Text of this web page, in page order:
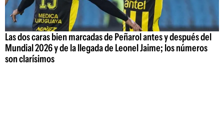
Las dos caras bien marcadas de Peñarol antes y después del
Mundial 2026 y de la llegada de Leonel Jaime; los números
son clarísimos